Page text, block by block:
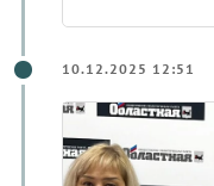
10.12.2025 12:51